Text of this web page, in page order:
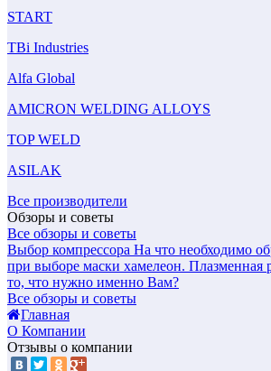
START
TBi Industries
Alfa Global
AMICRON WELDING ALLOYS
TOP WELD
ASILAK
Все производители
Обзоры и советы
Все обзоры и советы
Выбор компрессора На что необходимо
при выборе маски хамелеон. Плазменная
то, что нужно именно Вам?
Все обзоры и советы
Главная
О Компании
Отзывы о компании